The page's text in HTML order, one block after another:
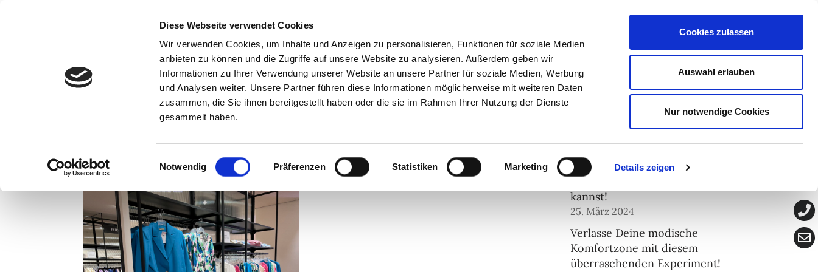
Diese Webseite verwendet Cookies
Wir verwenden Cookies, um Inhalte und Anzeigen zu personalisieren, Funktionen für soziale Medien
anbieten zu können und die Zugriffe auf unsere Website zu analysieren. Außerdem geben wir
Informationen zu Ihrer Verwendung unserer Website an unsere Partner für soziale Medien, Werbung
und Analysen weiter. Unsere Partner führen diese Informationen möglicherweise mit weiteren Daten
zusammen, die Sie ihnen bereitgestellt haben oder die sie im Rahmen Ihrer Nutzung der Dienste
gesammelt haben.
Einwilligungsauswahl
Notwendig Präferenzen Statistiken Marketing Details zeigen
Cookies zulassen
Auswahl erlauben
Nur notwendige Cookies
Dein Style Coach Stilberatung
Archive für seokueche
seokueche
Neueste Beiträge
Wieso Du Dich im richtigen
Outfit besser durchsetzen
kannst!
25. März 2024
Verlasse Deine modische
Komfortzone mit diesem
überraschenden Experiment!